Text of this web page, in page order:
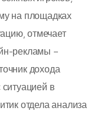
на площадках
отмечает
рекламы –
дохода
в
отдела анализа